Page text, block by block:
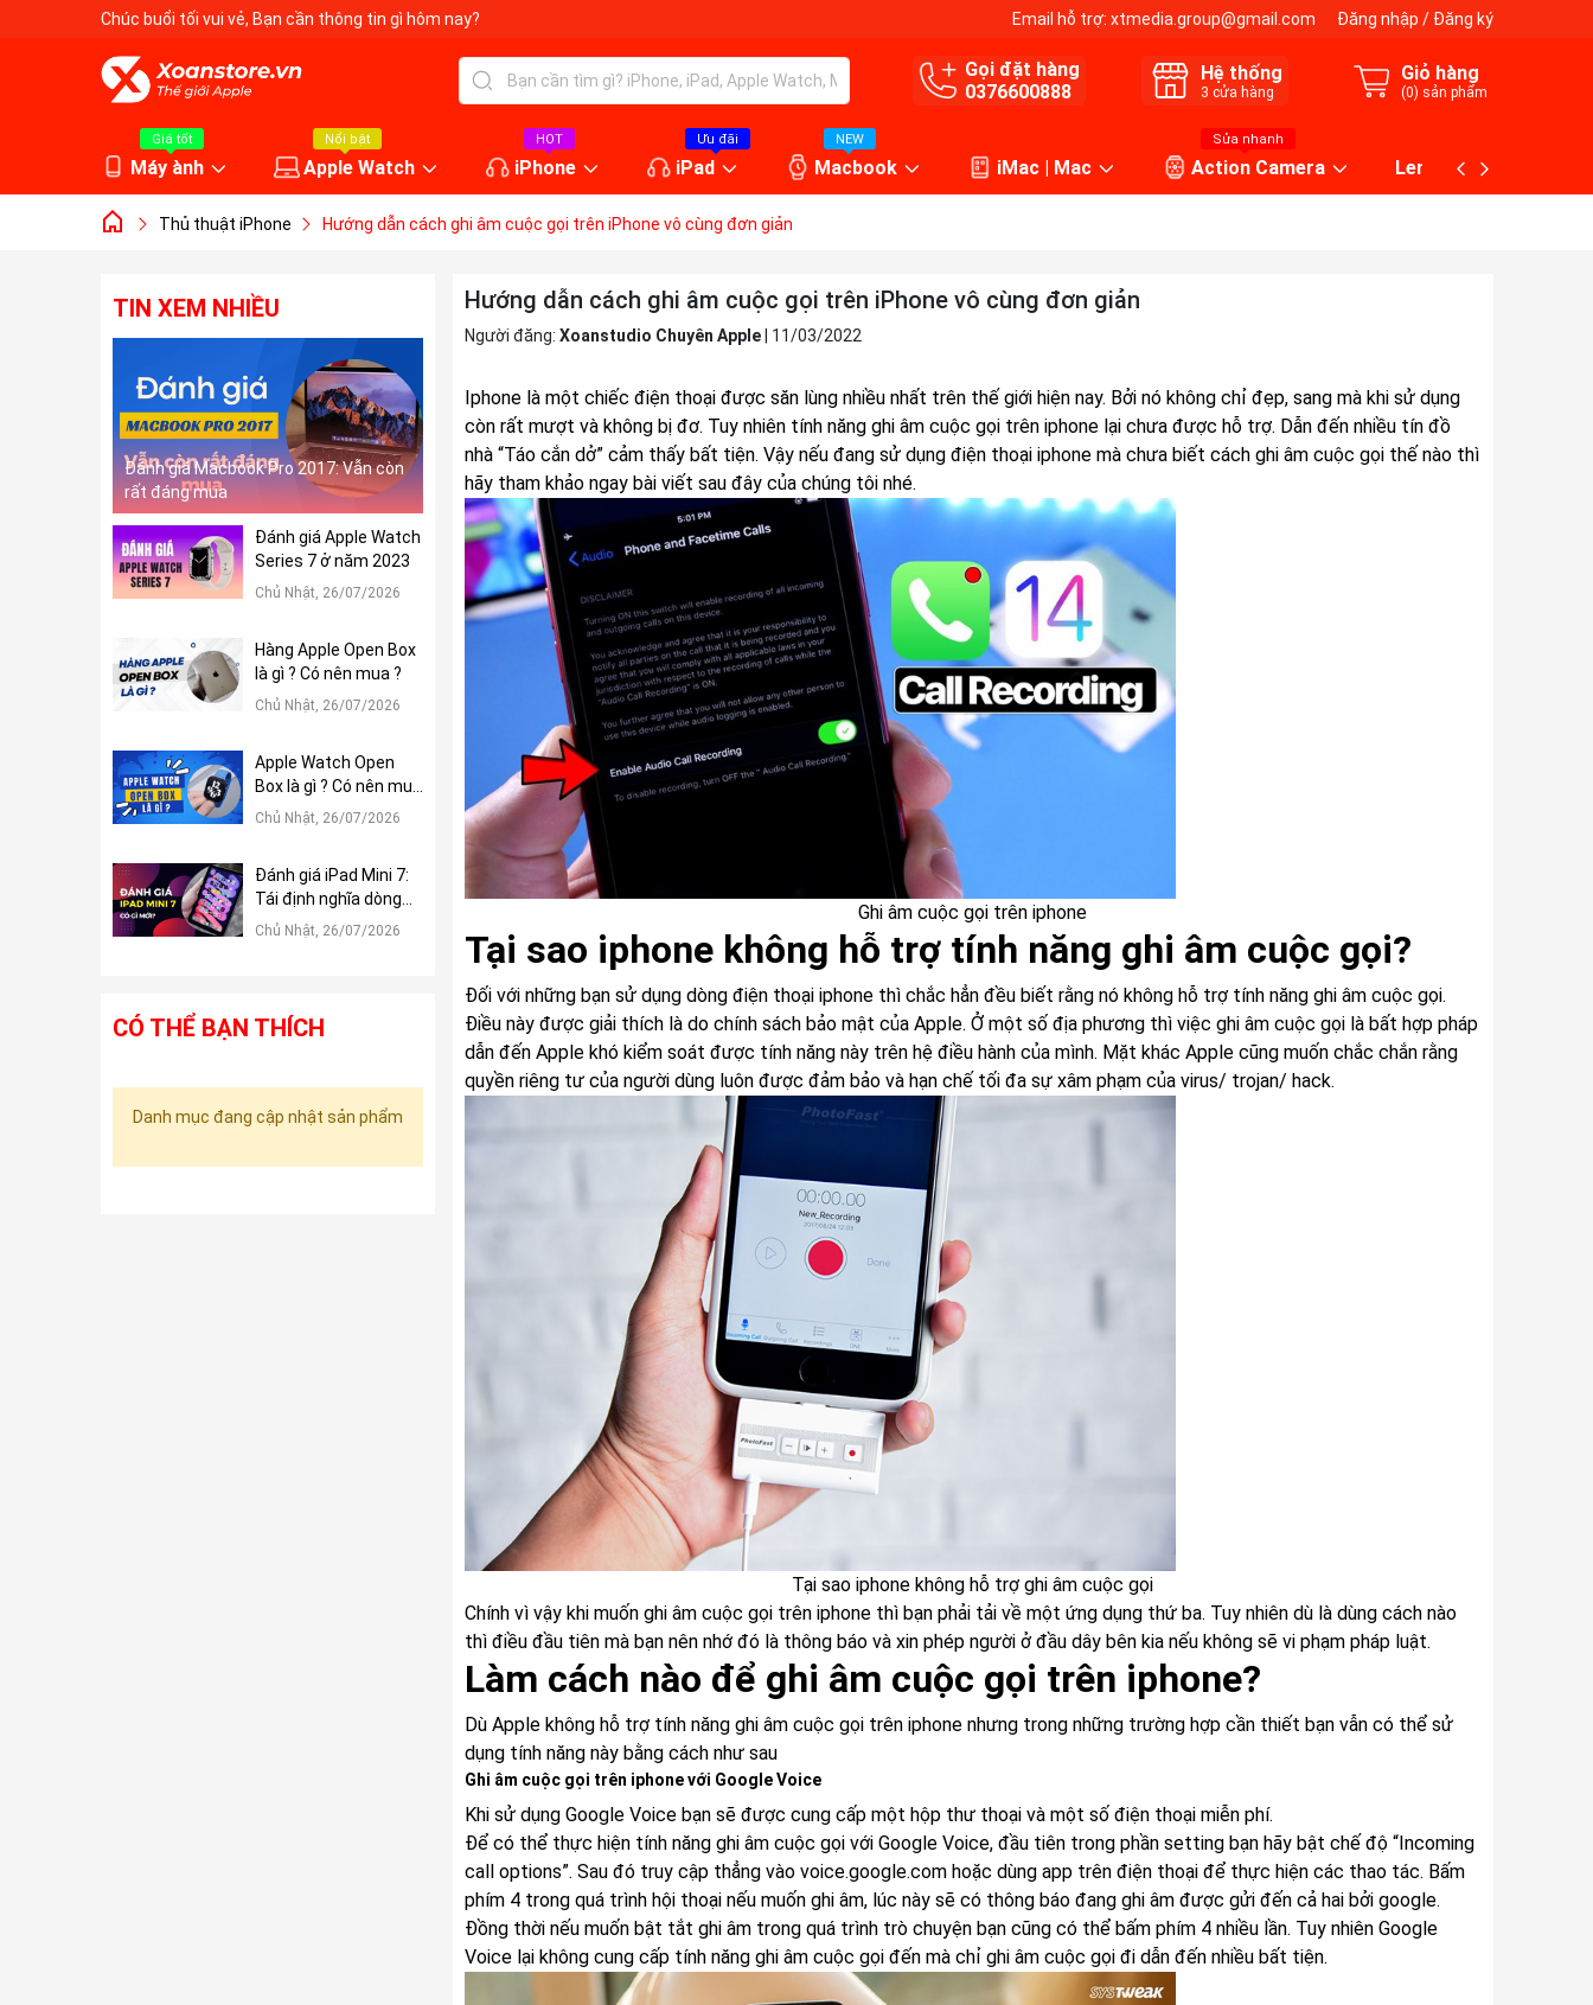
Chúc buổi tối vui vẻ, Bạn cần thông tin gì hôm nay? Email hỗ trợ: xtmedia.group@gmail.com Đăng nhập / Đăng ký
Gọi đặt hàng
0376600888
Hệ thống
3 cửa hàng
Giỏ hàng
(0) sản phẩm
Giá tốt
Máy ành
Nổi bật
Apple Watch
HOT
iPhone
Ưu đãi
iPad
NEW
Macbook iMac | Mac
Sửa nhanh
Action Camera Lens máy ảnh
Thủ thuật iPhone Hướng dẫn cách ghi âm cuộc gọi trên iPhone vô cùng đơn giản
Hướng dẫn cách ghi âm cuộc gọi trên iPhone vô cùng đơn giản
Người đăng: Xoanstudio Chuyên Apple 11/03/2022
Iphone là một chiếc điện thoại được săn lùng nhiều nhất trên thế giới hiện nay. Bởi nó không chỉ đẹp, sang mà khi sử dụng
còn rất mượt và không bị đơ. Tuy nhiên tính năng ghi âm cuộc gọi trên iphone lại chưa được hỗ trợ. Dẫn đến nhiều tín đồ
nhà “Táo cắn dở” cảm thấy bất tiện. Vậy nếu đang sử dụng điện thoại iphone mà chưa biết cách ghi âm cuộc gọi thế nào thì
hãy tham khảo ngay bài viết sau đây của chúng tôi nhé.
Ghi âm cuộc gọi trên iphone
Tại sao iphone không hỗ trợ tính năng ghi âm cuộc gọi?
Đối với những bạn sử dụng dòng điện thoại iphone thì chắc hẳn đều biết rằng nó không hỗ trợ tính năng ghi âm cuộc gọi.
Điều này được giải thích là do chính sách bảo mật của Apple. Ở một số địa phương thì việc ghi âm cuộc gọi là bất hợp pháp
dẫn đến Apple khó kiểm soát được tính năng này trên hệ điều hành của mình. Mặt khác Apple cũng muốn chắc chắn rằng
quyền riêng tư của người dùng luôn được đảm bảo và hạn chế tối đa sự xâm phạm của virus/ trojan/ hack.
Tại sao iphone không hỗ trợ ghi âm cuộc gọi
Chính vì vậy khi muốn ghi âm cuộc gọi trên iphone thì bạn phải tải về một ứng dụng thứ ba. Tuy nhiên dù là dùng cách nào
thì điều đầu tiên mà bạn nên nhớ đó là thông báo và xin phép người ở đầu dây bên kia nếu không sẽ vi phạm pháp luật.
Làm cách nào để ghi âm cuộc gọi trên iphone?
Dù Apple không hỗ trợ tính năng ghi âm cuộc gọi trên iphone nhưng trong những trường hợp cần thiết bạn vẫn có thể sử
dụng tính năng này bằng cách như sau
Ghi âm cuộc gọi trên iphone với Google Voice
Khi sử dụng Google Voice bạn sẽ được cung cấp một hộp thư thoại và một số điện thoại miễn phí.
Để có thể thực hiện tính năng ghi âm cuộc gọi với Google Voice, đầu tiên trong phần setting bạn hãy bật chế độ “Incoming
call options”. Sau đó truy cập thẳng vào voice.google.com hoặc dùng app trên điện thoại để thực hiện các thao tác. Bấm
phím 4 trong quá trình hội thoại nếu muốn ghi âm, lúc này sẽ có thông báo đang ghi âm được gửi đến cả hai bởi google.
Đồng thời nếu muốn bật tắt ghi âm trong quá trình trò chuyện bạn cũng có thể bấm phím 4 nhiều lần. Tuy nhiên Google
Voice lại không cung cấp tính năng ghi âm cuộc gọi đến mà chỉ ghi âm cuộc gọi đi dẫn đến nhiều bất tiện.
TIN XEM NHIỀU
Đánh giá Macbook Pro 2017: Vẫn còn
rất đáng mua
Đánh giá Apple Watch
Series 7 ở năm 2023
Chủ Nhật, 26/07/2026
Hàng Apple Open Box
là gì ? Có nên mua ?
Chủ Nhật, 26/07/2026
Apple Watch Open
Box là gì ? Có nên mua
?
Chủ Nhật, 26/07/2026
Đánh giá iPad Mini 7:
Tái định nghĩa dòng
iPad Mini
Chủ Nhật, 26/07/2026
CÓ THỂ BẠN THÍCH
Danh mục đang cập nhật sản phẩm